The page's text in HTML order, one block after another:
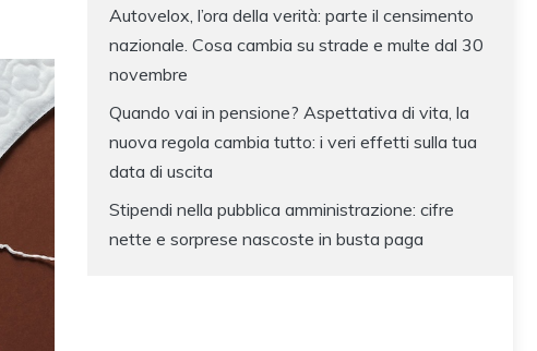
Autovelox, l’ora della verità: parte il censimento
nazionale. Cosa cambia su strade e multe dal 30
novembre
Quando vai in pensione? Aspettativa di vita, la
nuova regola cambia tutto: i veri effetti sulla tua
data di uscita
Stipendi nella pubblica amministrazione: cifre
nette e sorprese nascoste in busta paga